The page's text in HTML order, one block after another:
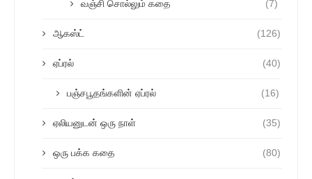
வஞ்சி சொல்லும் கதை (7)
ஆகஸ்ட் (126)
ஏப்ரல் (40)
பஞ்சபூதங்களின் ஏப்ரல் (16)
ஏலியனுடன் ஒரு நாள் (35)
ஒரு பக்க கதை (80)